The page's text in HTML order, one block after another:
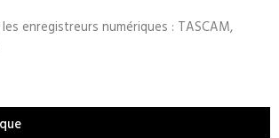
enregistreurs numériques : TASCAM,